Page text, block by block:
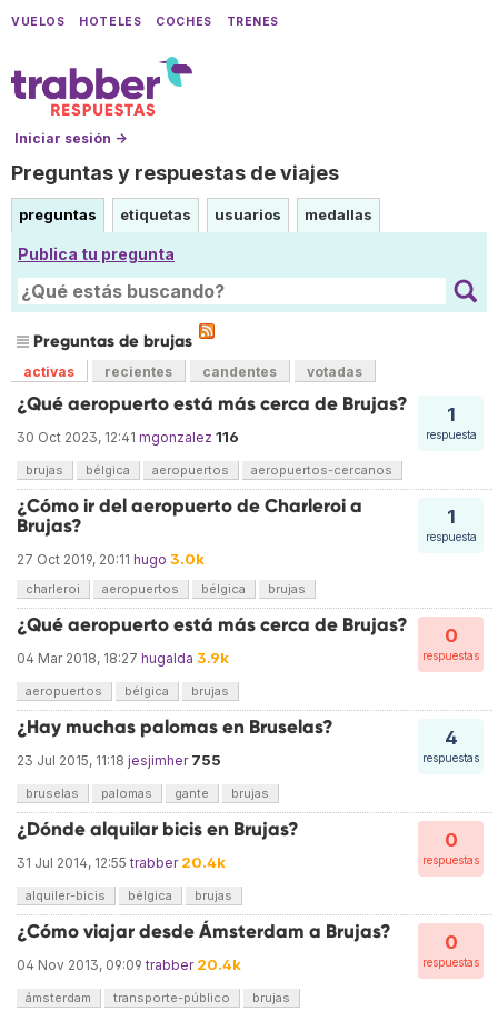
VUELOS HOTELES COCHES TRENES
Iniciar sesión →
Preguntas y respuestas de viajes
preguntas etiquetas usuarios medallas
Publica tu pregunta
Preguntas de brujas
activas recientes candentes votadas
1
respuesta
¿Qué aeropuerto está más cerca de Brujas?
30 Oct 2023, 12:41 mgonzalez 116
brujas bélgica aeropuertos aeropuertos-cercanos
1
respuesta
¿Cómo ir del aeropuerto de Charleroi a
Brujas?
27 Oct 2019, 20:11 hugo 3.0k
charleroi aeropuertos bélgica brujas
0
respuestas
¿Qué aeropuerto está más cerca de Brujas?
04 Mar 2018, 18:27 hugalda 3.9k
aeropuertos bélgica brujas
4
respuestas
¿Hay muchas palomas en Bruselas?
23 Jul 2015, 11:18 jesjimher 755
bruselas palomas gante brujas
0
respuestas
¿Dónde alquilar bicis en Brujas?
31 Jul 2014, 12:55 trabber 20.4k
alquiler-bicis bélgica brujas
0
respuestas
¿Cómo viajar desde Ámsterdam a Brujas?
04 Nov 2013, 09:09 trabber 20.4k
ámsterdam transporte-público brujas